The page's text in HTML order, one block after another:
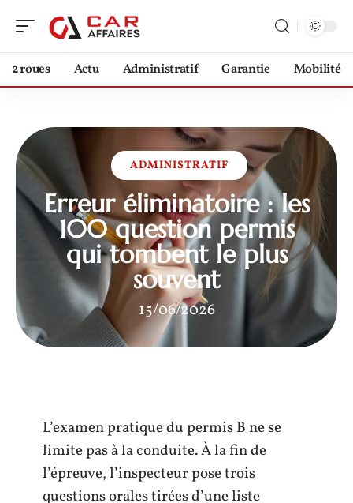
2 roues Actu Administratif Garantie Mobilité
ADMINISTRATIF
Erreur éliminatoire : les
100 question permis
qui tombent le plus
souvent
15/06/2026
L’examen pratique du permis B ne se
limite pas à la conduite. À la fin de
l’épreuve, l’inspecteur pose trois
questions orales tirées d’une liste